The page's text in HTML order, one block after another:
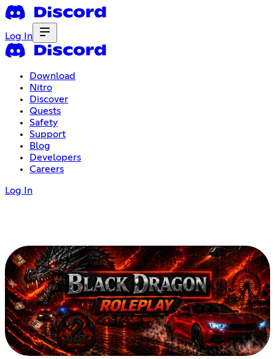
Log In
Download
Nitro
Discover
Quests
Safety
Support
Blog
Developers
Careers
Log In